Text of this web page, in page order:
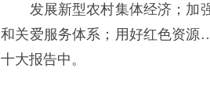
发展新型农村集体经济；加强
和关爱服务体系；用好红色资
十大报告中。